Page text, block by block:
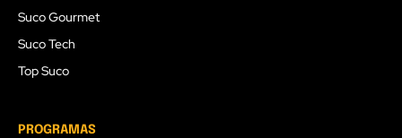
Suco Gourmet
Suco Tech
Top Suco
PROGRAMAS